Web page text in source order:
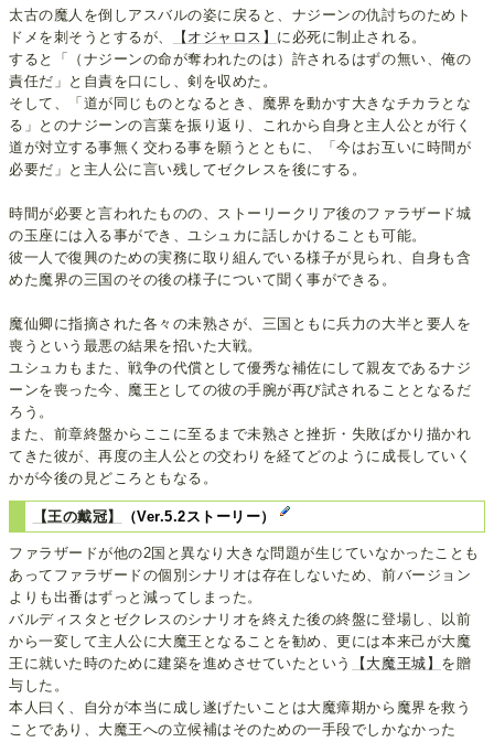
太古の魔人を倒しアスバルの姿に戻ると、ナジーンの仇討ちのためト
ドメを刺そうとするが、
【オジャロス】 に必死に制止される。
すると「（ナジーンの命が奪われたのは）許されるはずの無い、俺の
責任だ」と自責を口にし、剣を収めた。
そして、「道が同じものとなるとき、魔界を動かす大きなチカラとな
る」とのナジーンの言葉を振り返り、これから自身と主人公とが行く
道が対立する事無く交わる事を願うとともに、「今はお互いに時間が
必要だ」と主人公に言い残してゼクレスを後にする。
時間が必要と言われたものの、ストーリークリア後のファラザード城
の玉座には入る事ができ、ユシュカに話しかけることも可能。
彼一人で復興のための実務に取り組んでいる様子が見られ、自身も含
めた魔界の三国のその後の様子について聞く事ができる。
魔仙卿に指摘された各々の未熟さが、三国ともに兵力の大半と要人を
喪うという最悪の結果を招いた大戦。
ユシュカもまた、戦争の代償として優秀な補佐にして親友であるナジ
ーンを喪った今、魔王としての彼の手腕が再び試されることとなるだ
ろう。
また、前章終盤からここに至るまで未熟さと挫折・失敗ばかり描かれ
てきた彼が、再度の主人公との交わりを経てどのように成長していく
かが今後の見どころともなる。
【王の戴冠】 （Ver.5.2ストーリー）
ファラザードが他の2国と異なり大きな問題が生じていなかったことも
あってファラザードの個別シナリオは存在しないため、前バージョン
よりも出番はずっと減ってしまった。
バルディスタとゼクレスのシナリオを終えた後の終盤に登場し、以前
から一変して主人公に大魔王となることを勧め、更には本来己が大魔
王に就いた時のために建築を進めさせていたという
【大魔王城】 を贈
与した。
本人曰く、自分が本当に成し遂げたいことは大魔瘴期から魔界を救う
ことであり、大魔王への立候補はそのための一手段でしかなかった